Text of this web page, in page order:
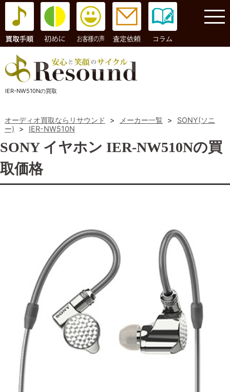
コラム
IER-NW510Nの買取
オーディオ買取ならリサウンド > メーカー一覧 >
SONY(ソニ
ー)
> IER-NW510N
SONY イヤホン IER-NW510Nの買
取価格